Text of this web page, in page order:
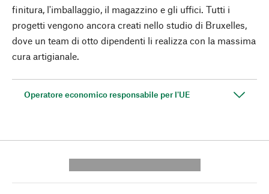
finitura, l'imballaggio, il magazzino e gli uffici. Tutti i
progetti vengono ancora creati nello studio di Bruxelles,
dove un team di otto dipendenti li realizza con la massima
cura artigianale.
Operatore economico responsabile per l'UE